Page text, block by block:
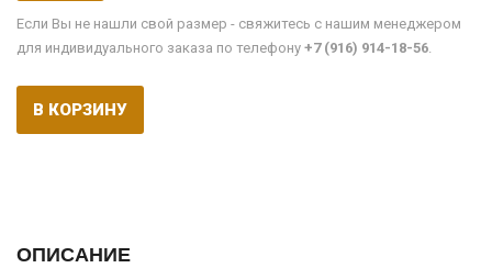
Если Вы не нашли свой размер - свяжитесь с нашим менеджером
для индивидуального заказа по телефону +7 (916) 914-18-56.
В КОРЗИНУ
ОПИСАНИЕ